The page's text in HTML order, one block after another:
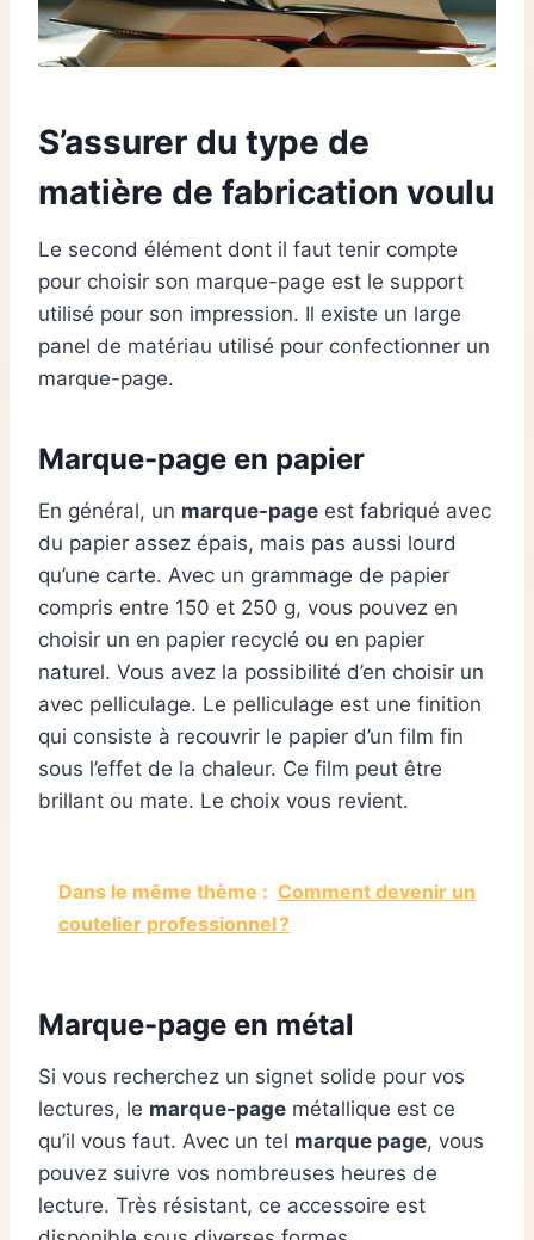
S’assurer du type de
matière de fabrication voulu
Le second élément dont il faut tenir compte
pour choisir son marque-page est le support
utilisé pour son impression. Il existe un large
panel de matériau utilisé pour confectionner un
marque-page.
Marque-page en papier
En général, un marque-page est fabriqué avec
du papier assez épais, mais pas aussi lourd
qu’une carte. Avec un grammage de papier
compris entre 150 et 250 g, vous pouvez en
choisir un en papier recyclé ou en papier
naturel. Vous avez la possibilité d’en choisir un
avec pelliculage. Le pelliculage est une finition
qui consiste à recouvrir le papier d’un film fin
sous l’effet de la chaleur. Ce film peut être
brillant ou mate. Le choix vous revient.
Dans le même thème : Comment devenir un
coutelier professionnel ?
Marque-page en métal
Si vous recherchez un signet solide pour vos
lectures, le marque-page métallique est ce
qu’il vous faut. Avec un tel marque page, vous
pouvez suivre vos nombreuses heures de
lecture. Très résistant, ce accessoire est